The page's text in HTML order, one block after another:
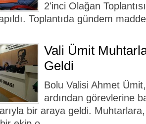
2'inci Olağan
Toplantıda gündem
Vali Ümit
Geldi
Bolu Valisi Ahmet
ardından görevlerine
bir araya geldi. Muhtarlara,